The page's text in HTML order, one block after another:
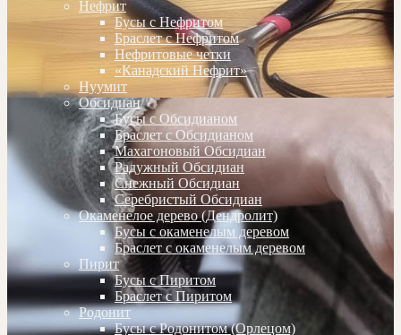
Нефрит
Бусы с Нефритом
Браслет с Нефритом
Нефритовые четки
«Канадский Нефрит»
Нуумит
Обсидиан
Бусы с Обсидианом
Браслет с Обсидианом
Махагоновый Обсидиан
Радужный Обсидиан
Снежный Обсидиан
Серебристый Обсидиан
Окаменелое дерево (Дендролит)
Бусы с окаменелым деревом
Браслет с окаменелым деревом
Пирит
Бусы с Пиритом
Браслет с Пиритом
Родонит
Бусы с Родонитом (Орлецом)